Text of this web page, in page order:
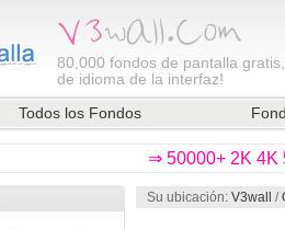
80,000 fondos de pantalla
de idioma de la interfaz!
Todos los Fondos
⇒ 50000+ 2K 4K
Su ubicación: V3wall /